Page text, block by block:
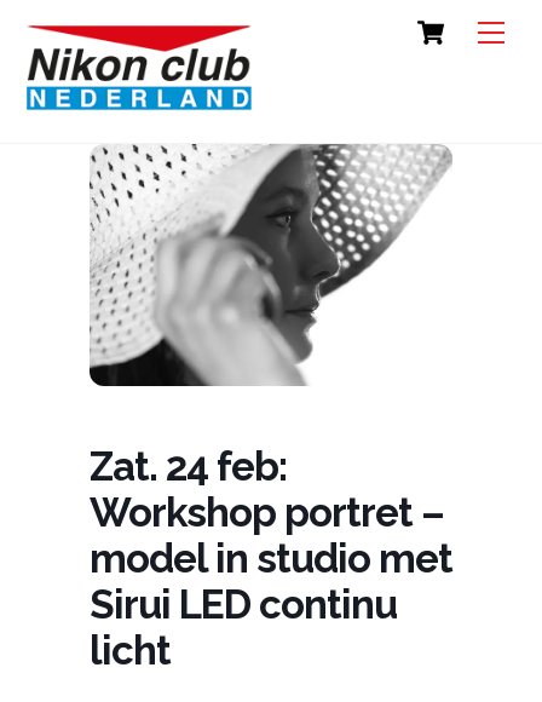
content
Cart
Zat. 24 feb:
Workshop portret –
model in studio met
Sirui LED continu
licht